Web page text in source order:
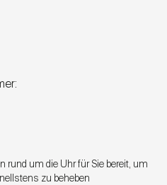
rund um die Uhr für Sie bereit, um
zu beheben